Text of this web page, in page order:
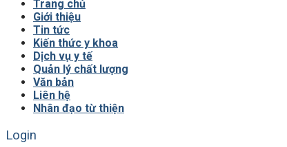
Trang chủ
Giới thiệu
Tin tức
Kiến thức y khoa
Dịch vụ y tế
Quản lý chất lượng
Văn bản
Liên hệ
Nhân đạo từ thiện
Login